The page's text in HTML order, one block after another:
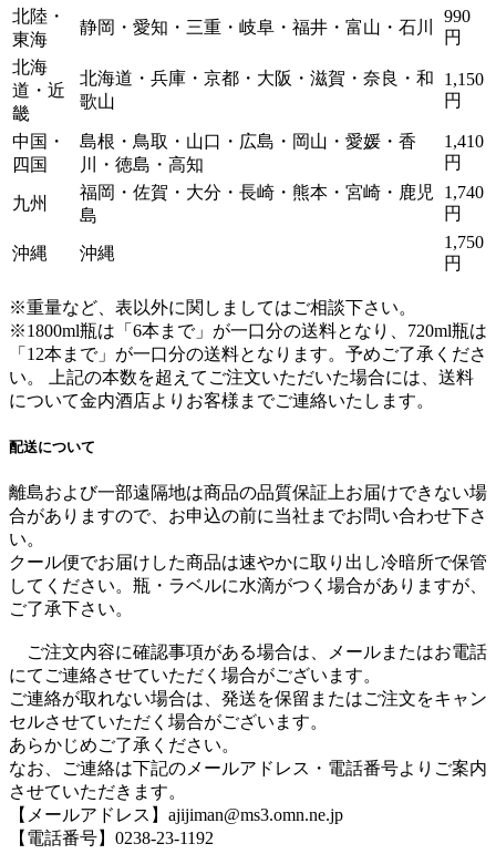
北陸・
東海
静岡・愛知・三重・岐阜・福井・富山・石川
990
円
北海
道・近
畿
北海道・兵庫・京都・大阪・滋賀・奈良・和
歌山
1,150
円
中国・
四国
島根・鳥取・山口・広島・岡山・愛媛・香
川・徳島・高知
1,410
円
九州
福岡・佐賀・大分・長崎・熊本・宮崎・鹿児
島
1,740
円
沖縄 沖縄
1,750
円
※重量など、表以外に関しましてはご相談下さい。
※1800ml瓶は「6本まで」が一口分の送料となり、720ml瓶は
「12本まで」が一口分の送料となります。 予めご了承くださ
い。 上記の本数を超えてご注文いただいた場合には、送料
について金内酒店よりお客様までご連絡いたします。
配送について
離島および一部遠隔地は商品の品質保証上お届けできない場
合がありますので、お申込の前に当社までお問い合わせ下さ
い。
クール便でお届けした商品は速やかに取り出し冷暗所で保管
してください。瓶・ラベルに水滴がつく場合がありますが、
ご了承下さい。
ご注文内容に確認事項がある場合は、メールまたはお電話
にてご連絡させていただく場合がございます。
ご連絡が取れない場合は、発送を保留またはご注文をキャン
セルさせていただく場合がございます。
あらかじめご了承ください。
なお、ご連絡は下記のメールアドレス・電話番号よりご案内
させていただきます。
【メールアドレス】ajijiman@ms3.omn.ne.jp
【電話番号】0238-23-1192